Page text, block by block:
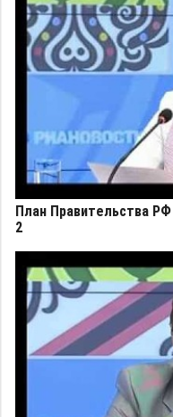
План Правительства
2